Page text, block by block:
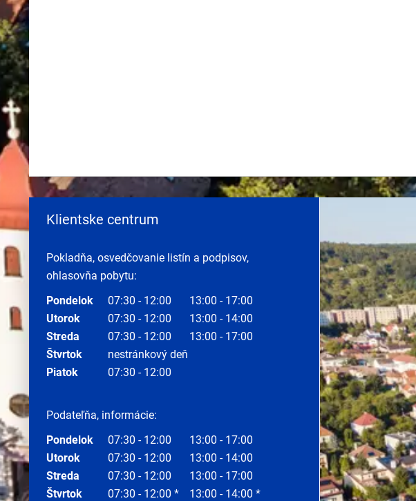
Klientske centrum
Pokladňa, osvedčovanie listín a podpisov,
ohlasovňa pobytu:
Pondelok
07:30 - 12:00
13:00 - 17:00
Utorok
07:30 - 12:00
13:00 - 14:00
Streda
07:30 - 12:00
13:00 - 17:00
Štvrtok
nestránkový deň
Piatok
07:30 - 12:00
Podateľňa, informácie:
Pondelok
07:30 - 12:00
13:00 - 17:00
Utorok
07:30 - 12:00
13:00 - 14:00
Streda
07:30 - 12:00
13:00 - 17:00
Štvrtok
07:30 - 12:00 *
13:00 - 14:00 *